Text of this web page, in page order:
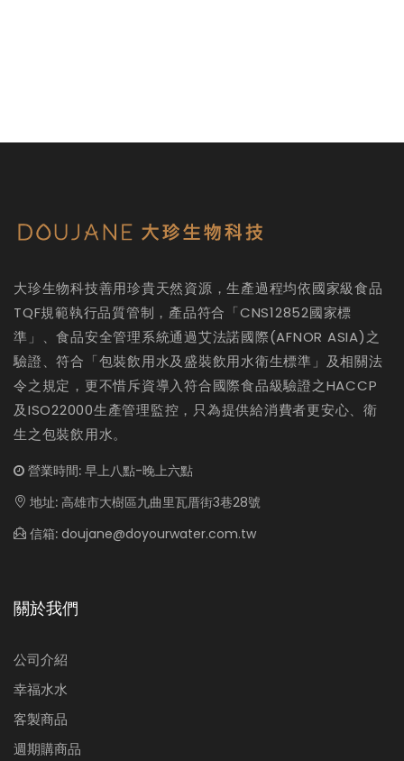
大珍生物科技善用珍貴天然資源，生產過程均依國家級食品
TQF規範執行品質管制，產品符合「CNS12852國家標
準」、食品安全管理系統通過艾法諾國際(AFNOR ASIA)之
驗證、符合「包裝飲用水及盛裝飲用水衛生標準」及相關法
令之規定，更不惜斥資導入符合國際食品級驗證之HACCP
及ISO22000生產管理監控，只為提供給消費者更安心、衛
生之包裝飲用水。
營業時間: 早上八點-晚上六點
地址: 高雄市大樹區九曲里瓦厝街3巷28號
信箱: doujane@doyourwater.com.tw
關於我們
公司介紹
幸福水水
客製商品
週期購商品